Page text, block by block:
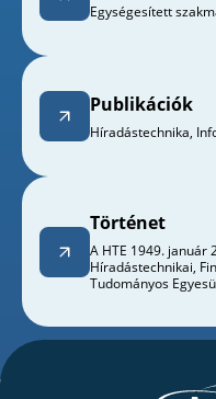
Egységesített
Publikációk
Híradástechnika,
Történet
A HTE 1949. január
Híradástechnikai,
Tudományos